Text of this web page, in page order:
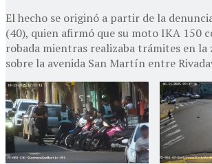
El hecho se originó a partir de la
(40), quien afirmó que su moto IKA 150
robada mientras realizaba trámites en la
sobre la avenida San Martín entre